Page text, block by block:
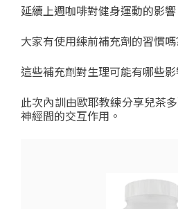
延續上週咖啡對健身運動的影響
大家有使用練前補充劑的習慣嗎
這些補充劑對生理可能有哪些影
此次內訓由歐耶教練分享兒茶
神經間的交互作用。